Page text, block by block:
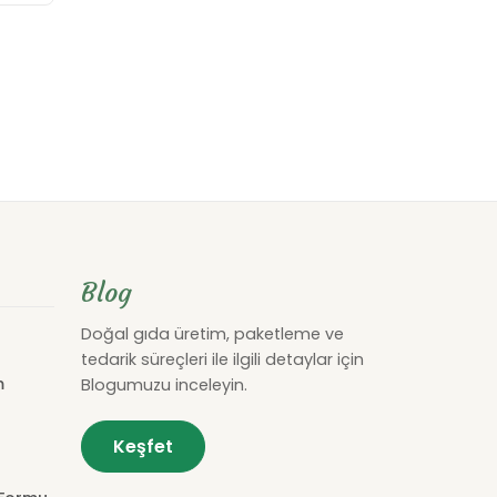
Blog
Doğal gıda üretim, paketleme ve
tedarik süreçleri ile ilgili detaylar için
Blogumuzu inceleyin.
Keşfet